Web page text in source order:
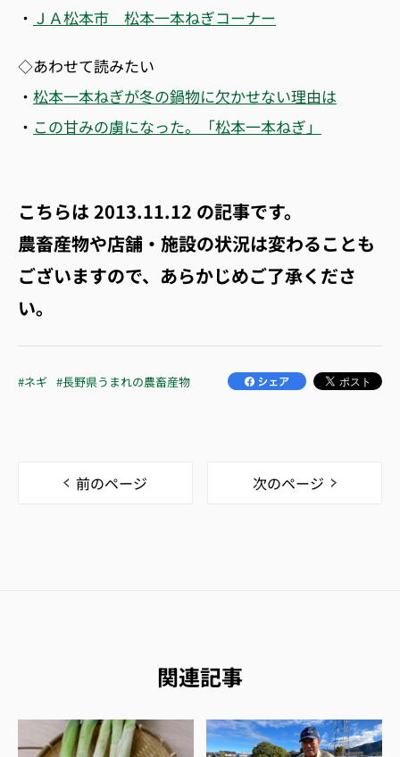
・ ＪＡ松本市 松本一本ねぎコーナー
◇あわせて読みたい
・ 松本一本ねぎが冬の鍋物に欠かせない理由は
・ この甘みの虜になった。「松本一本ねぎ」
こちらは2013.11.12 の記事です。
農畜産物や店舗・施設の状況は変わることも
ございますので、あらかじめご了承くださ
い。
#ネギ #長野県うまれの農畜産物
前のページ 次のページ
関連記事